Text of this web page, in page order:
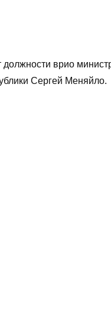
должности врио
Сергей Меняйло.